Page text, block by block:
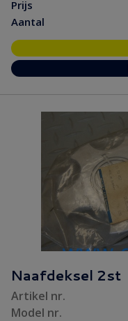
Prijs
Aantal
Naafdeksel 2st
Artikel nr.
Model nr.